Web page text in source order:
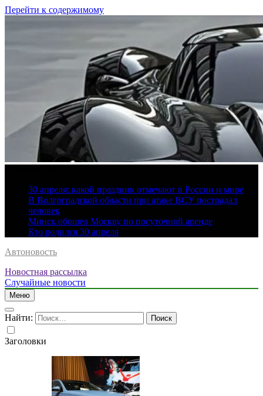
Перейти к содержимому
30 апреля: какой праздник отмечают в России и мире
В Волгоградской области при атаке ВСУ пострадал
человек
Минск обошел Москву по посуточной аренде
Кто родился 30 апреля
Автоновость
Новостная рассылка
Случайные новости
Меню
Найти:
Заголовки